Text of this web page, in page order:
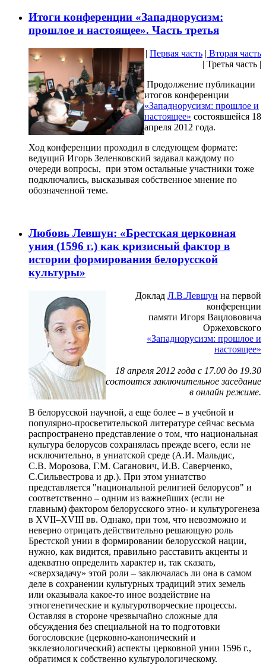
Итоги конференции «Западнорусизм:
прошлое и настоящее». Часть третья
| Первая часть | Вторая часть
| Третья часть |
Продолжение публикации
итогов конференции
«Западнорусизм: прошлое и
настоящее» состоявшейся 18
апреля 2012 года.
Ход конференции проходил в следующем формате:
ведущий Игорь Зеленковский задавал каждому по
очереди вопросы, при этом остальные участники тоже
подключались, высказывая собственное мнение по
обозначенной теме.
Любовь Левшун: «Брестская церковная
уния (1596 г.) как кризисный фактор в
истории формирования белорусской
культуры»
Доклад Л.В.Левшун на первой
конференции
памяти Игоря Вацлововича
Оржеховского
«Западнорусизм: прошлое и
настоящее»
18 апреля 2012 года с 17.00 до 19.30
состоится заключительное заседание
в онлайн режиме.
В белорусской научной, а еще более – в учебной и
популярно-просветительской литературе сейчас весьма
распространено представление о том, что национальная
культура белорусов сохранялась прежде всего, если не
исключительно, в униатской среде (А.И. Мальдис,
С.В. Морозова, Г.М. Саганович, И.В. Саверченко,
С.Сильвестрова и др.). При этом униатство
представляется "национальной религией белорусов" и
соответственно – одним из важнейших (если не
главным) фактором белорусского этно- и культурогенеза
в XVII–XVIII вв. Однако, при том, что невозможно и
неверно отрицать действительно решающую роль
Брестской унии в формировании белорусской нации,
нужно, как видится, правильно расставить акценты и
адекватно определить характер и, так сказать,
«сверхзадачу» этой роли – заключалась ли она в самом
деле в сохранении культурных традиций этих земель
или оказывала какое-то иное воздействие на
этногенетические и культуротворческие процессы.
Оставляя в стороне чрезвычайно сложные для
обсуждения без специальной на то подготовки
богословские (церковно-канонический и
экклезиологический) аспекты церковной унии 1596 г.,
обратимся к собственно культурологическому.